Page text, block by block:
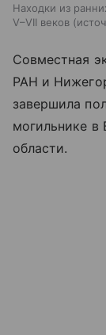
Находки из
V–VII веков
Совместная
РАН и
завершила
могильнике в
области.